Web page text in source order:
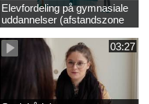
Elevfordeling på gymnasiale
uddannelser (afstandszone
redigeret)
03:27